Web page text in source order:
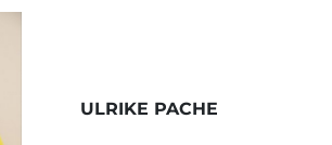
ULRIKE PACHE